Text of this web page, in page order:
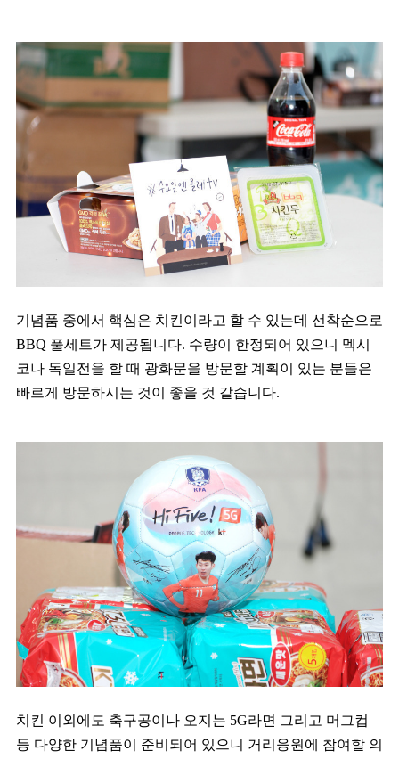
기념품 중에서 핵심은 치킨이라고 할 수 있는데 선착순으로
BBQ 풀세트가 제공됩니다. 수량이 한정되어 있으니 멕시
코나 독일전을 할 때 광화문을 방문할 계획이 있는 분들은
빠르게 방문하시는 것이 좋을 것 같습니다.
치킨 이외에도 축구공이나 오지는 5G라면 그리고 머그컵
등 다양한 기념품이 준비되어 있으니 거리응원에 참여할 의